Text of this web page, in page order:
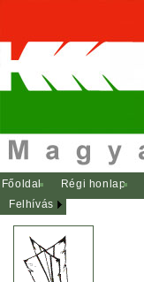
Főoldal Régi honlap
Felhívás